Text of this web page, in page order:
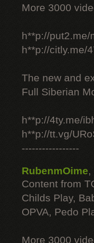
More 3000
h**p://put2.me/
h**p://citly.me/
The new and
Full Siberian
h**p://4ty.me/
h**p://tt.vg/
-----------------
RubenmOime,
Content from
Childs Play,
OPVA, Pedo
More 3000